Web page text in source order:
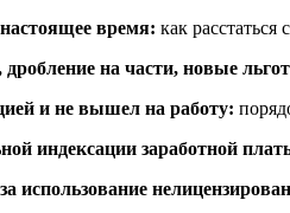
время: как
на части, новые
и не вышел на работу:
индексации заработной
использование